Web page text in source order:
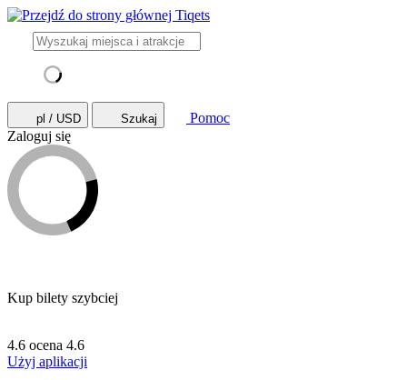
pl / USD Szukaj
Pomoc
Zaloguj się
Kup bilety szybciej
4.6 ocena 4.6
Użyj aplikacji